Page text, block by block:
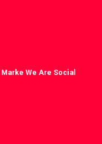
We Are Social